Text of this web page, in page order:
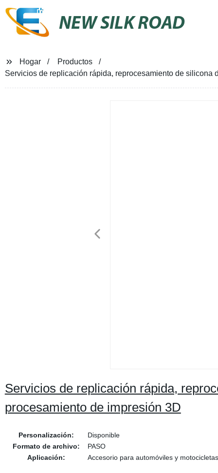
NEW SILK ROAD
Hogar
Productos
Servicios de replicación rápida, reprocesamiento de silicona
Servicios de replicación rápida,
procesamiento de impresión 3D
Personalización:
Disponible
Formato de archivo:
PASO
Aplicación:
Accesorio para automóviles y